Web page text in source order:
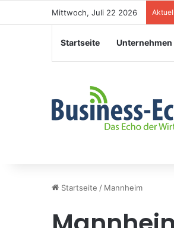
Mittwoch, Juli 22 2026
Startseite Unternehmen
Startseite / Mannheim